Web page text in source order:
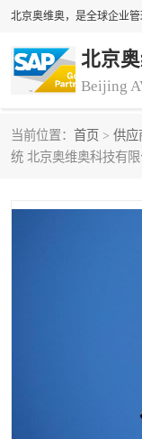
北京
Beijing
当前位置： 首页 > 供应
统 北京奥维奥科技有限
sap系统